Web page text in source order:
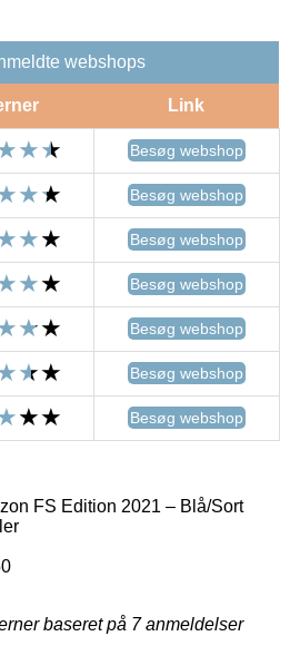
webshops
Link
Besøg webshop
Besøg webshop
Besøg webshop
Besøg webshop
Besøg webshop
Besøg webshop
Besøg webshop
FS Edition 2021 – Blå/Sort
baseret på 7anmeldelser